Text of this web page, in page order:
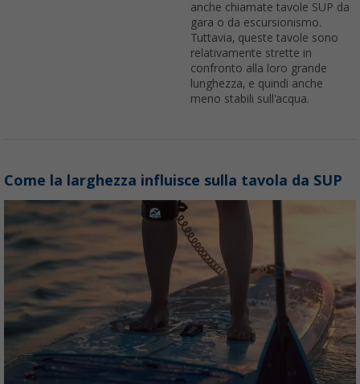
anche chiamate tavole SUP da
gara o da escursionismo.
Tuttavia, queste tavole sono
relativamente strette in
confronto alla loro grande
lunghezza, e quindi anche
meno stabili sull'acqua.
Come la larghezza influisce sulla tavola da SUP